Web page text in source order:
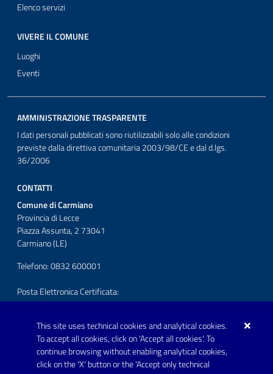
This site uses technical cookies and analytical cookies.
To accept all cookies, click on 'Accept all cookies'. To
continue browsing without enabling analytical cookies,
click on the 'X' button or the 'Accept only technical
Elenco servizi
VIVERE IL COMUNE
Luoghi
Eventi
AMMINISTRAZIONE TRASPARENTE
I dati personali pubblicati sono riutilizzabili solo alle condizioni
previste dalla direttiva comunitaria 2003/98/CE e dal d.lgs.
36/2006
CONTATTI
Comune di Carmiano
Provincia di Lecce
Piazza Assunta, 2 73041
Carmiano (LE)
Telefono: 0832 600001
Posta Elettronica Certificata:
protocollo.comunecarmiano@pec.rupar.puglia.it
URP - Ufficio Relazioni con il Pubblico
FOLLOW US ON